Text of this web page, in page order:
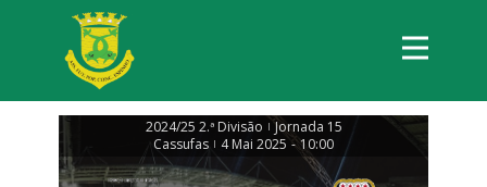
2024/25 2.ª Divisão | Jornada 15
Cassufas | 4 Mai 2025 - 10:00